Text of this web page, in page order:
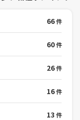
66件
60件
26件
16件
13 件